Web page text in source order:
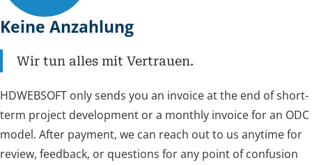
Keine Anzahlung
Wir tun alles mit Vertrauen.
HDWEBSOFT only sends you an invoice at the end of short-
term project development or a monthly invoice for an ODC
model. After payment, we can reach out to us anytime for
review, feedback, or questions for any point of confusion